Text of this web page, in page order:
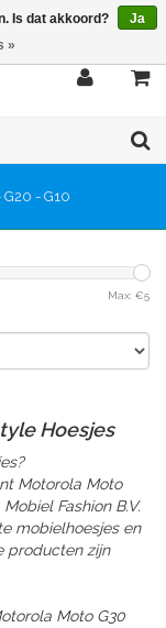
G20 - G10
Max: €5
Hoesjes
Motorola Moto
Fashion B.V.
mobielhoesjes en
producten zijn
Moto G30
Is dat akkoord?
Ja
»